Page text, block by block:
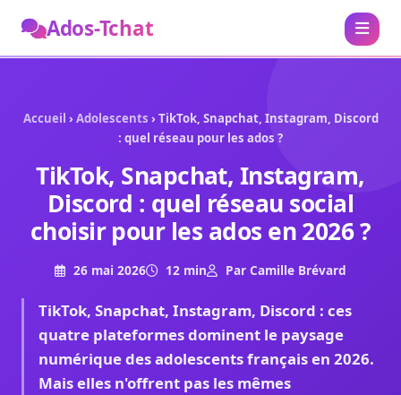
Ados-Tchat
Accueil ›Adolescents › TikTok, Snapchat, Instagram, Discord
: quel réseau pour les ados ?
TikTok, Snapchat, Instagram,
Discord : quel réseau social
choisir pour les ados en 2026 ?
26 mai 2026 12 min Par Camille Brévard
TikTok, Snapchat, Instagram, Discord : ces
quatre plateformes dominent le paysage
numérique des adolescents français en 2026.
Mais elles n'offrent pas les mêmes